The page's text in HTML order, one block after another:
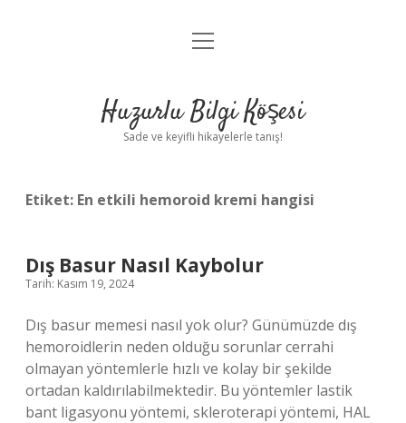
Anasayfa
Yasal Uyarı
menüyü
Huzurlu Bilgi Köşesi
Sade ve keyifli hikayelerle tanış!
Etiket: En etkili hemoroid kremi hangisi
Dış Basur Nasıl Kaybolur
Tarih: Kasım 19, 2024
Dış basur memesi nasıl yok olur? Günümüzde dış
hemoroidlerin neden olduğu sorunlar cerrahi
olmayan yöntemlerle hızlı ve kolay bir şekilde
ortadan kaldırılabilmektedir. Bu yöntemler lastik
bant ligasyonu yöntemi, skleroterapi yöntemi, HAL